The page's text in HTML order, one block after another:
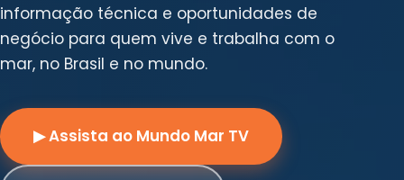
informação técnica e oportunidades de
negócio para quem vive e trabalha com o
mar, no Brasil e no mundo.
▶ Assista ao Mundo Mar TV